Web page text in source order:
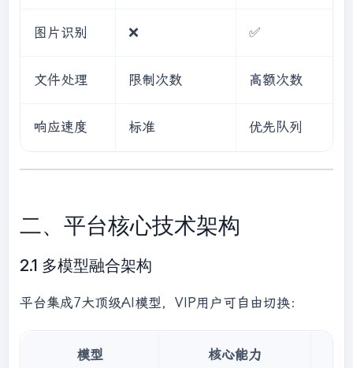
图片识别 ❌ ✅
文件处理 限制次数 高额次数
响应速度 标准 优先队列
二、平台核心技术架构
2.1 多模型融合架构
平台集成7大顶级AI模型，VIP用户可自由切换：
模型 核心能力